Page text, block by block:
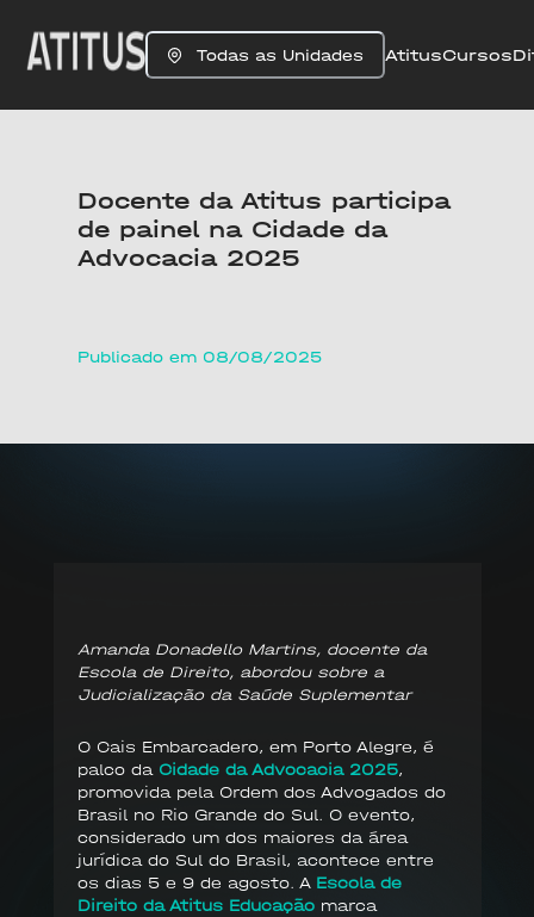
Todas as Unidades AtitusCursos
Docente da Atitus participa
de painel na Cidade da
Advocacia 2025
Publicado em 08/08/2025
Amanda Donadello Martins, docente da
Escola de Direito, abordou sobre a
Judicialização da Saúde Suplementar
O Cais Embarcadero, em Porto Alegre, é
palco da Cidade da Advocacia 2025,
promovida pela Ordem dos Advogados do
Brasil no Rio Grande do Sul. O evento,
considerado um dos maiores da área
jurídica do Sul do Brasil, acontece entre
os dias 5 e 9 de agosto. A Escola de
Direito da Atitus Educaçãomarca